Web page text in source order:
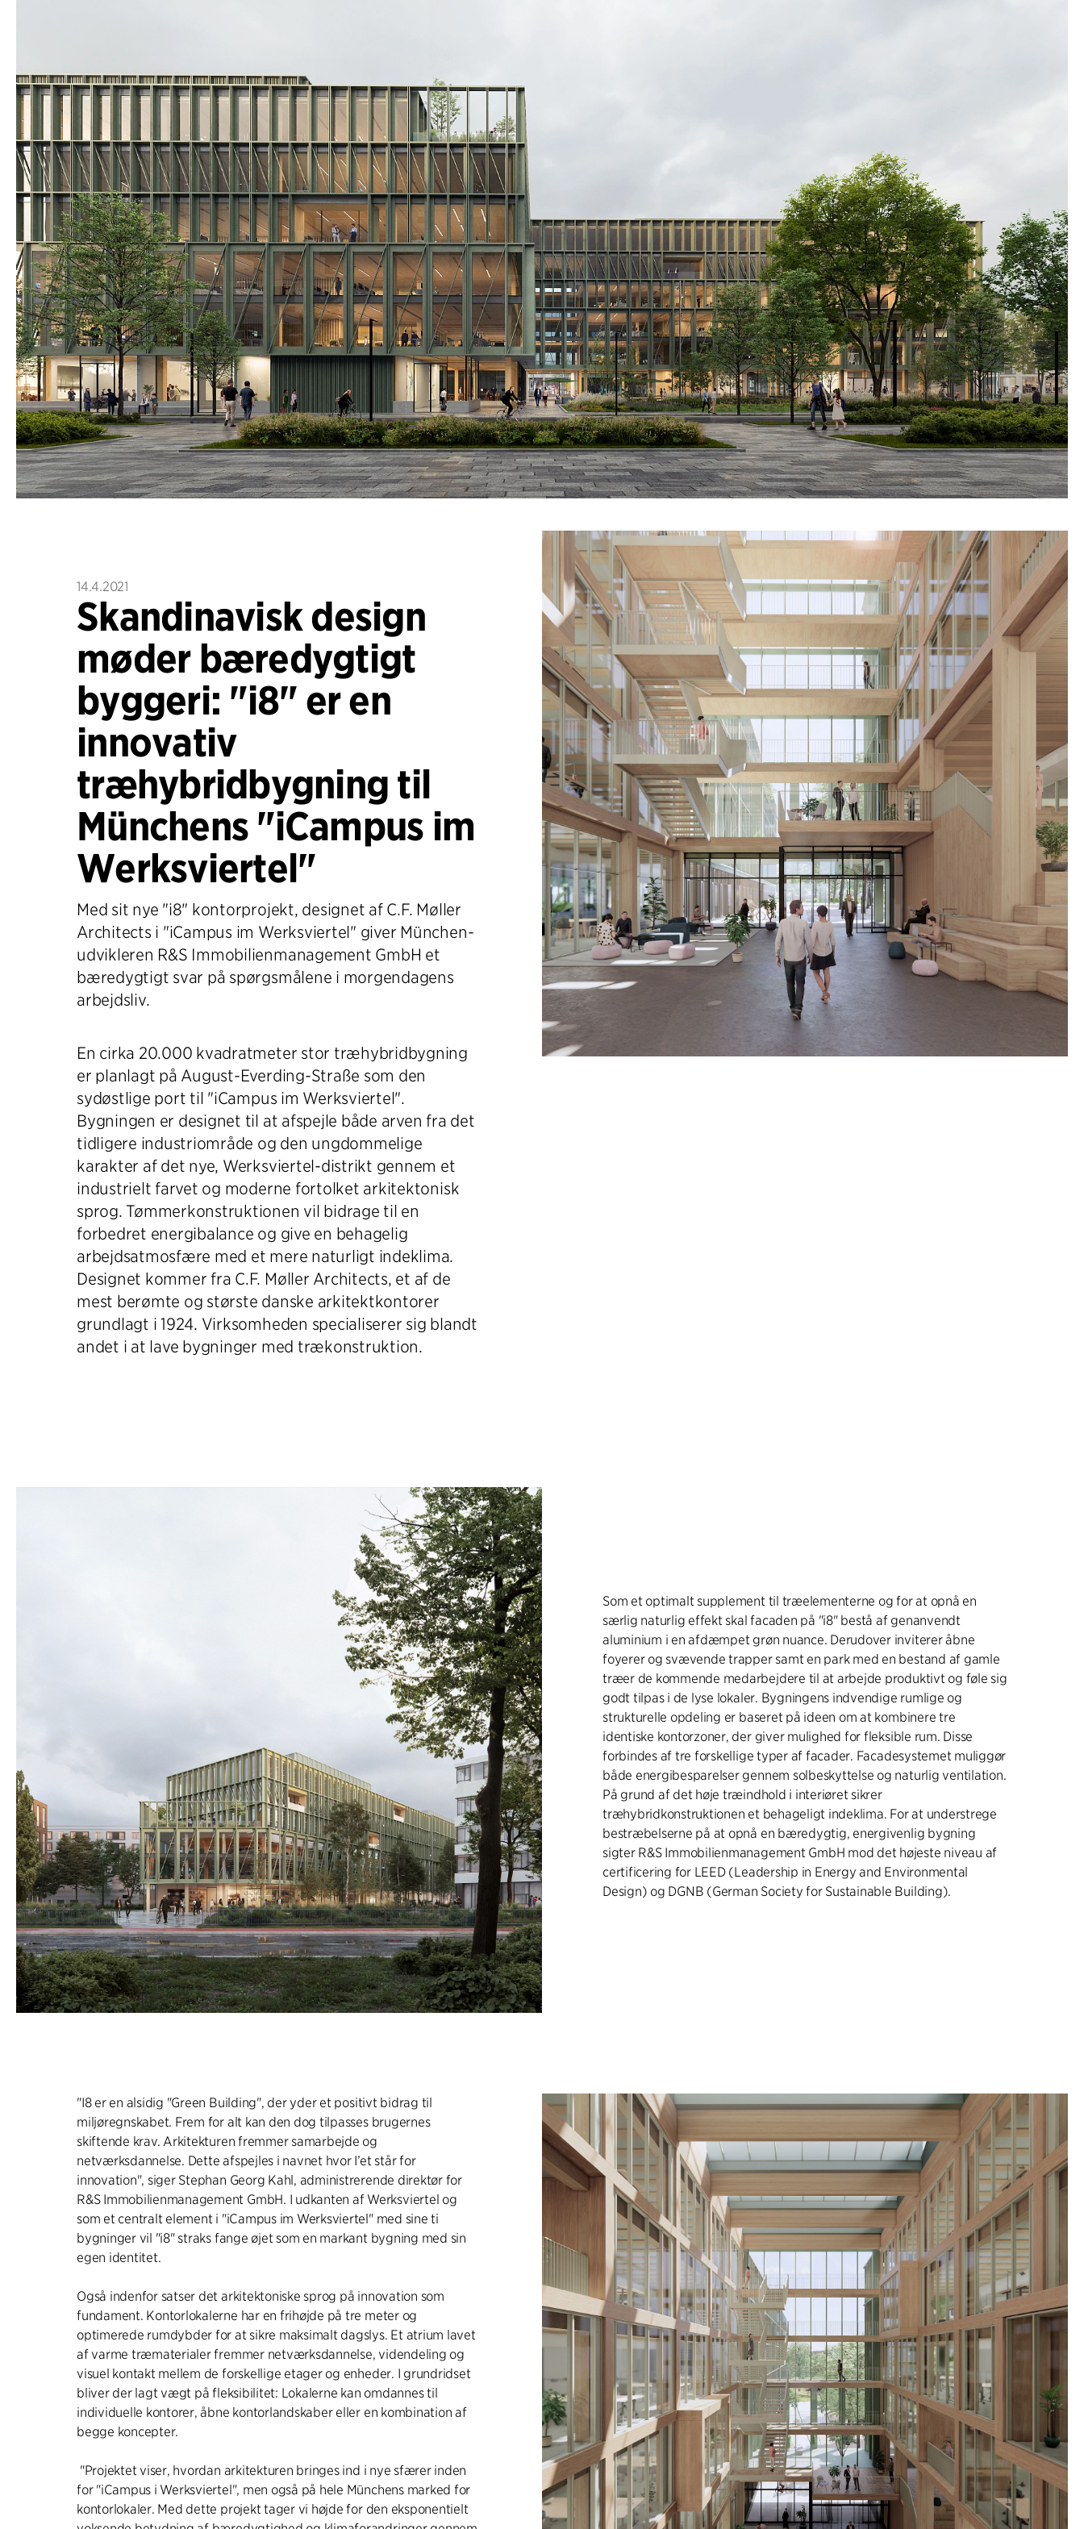
14.4.2021
Skandinavisk design
møder bæredygtigt
byggeri: "i8" er en
innovativ
træhybridbygning til
Münchens "iCampus im
Werksviertel"
Med sit nye "i8" kontorprojekt, designet af C.F. Møller
Architects i "iCampus im Werksviertel" giver München-
udvikleren R&S Immobilienmanagement GmbH et
bæredygtigt svar på spørgsmålene i morgendagens
arbejdsliv.
En cirka 20.000 kvadratmeter stor træhybridbygning
er planlagt på August-Everding-Straße som den
sydøstlige port til "iCampus im Werksviertel".
Bygningen er designet til at afspejle både arven fra det
tidligere industriområde og den ungdommelige
karakter af det nye, Werksviertel-distrikt gennem et
industrielt farvet og moderne fortolket arkitektonisk
sprog. Tømmerkonstruktionen vil bidrage til en
forbedret energibalance og give en behagelig
arbejdsatmosfære med et mere naturligt indeklima.
Designet kommer fra C.F. Møller Architects, et af de
mest berømte og største danske arkitektkontorer
grundlagt i 1924. Virksomheden specialiserer sig blandt
andet i at lave bygninger med trækonstruktion.
Som et optimalt supplement til træelementerne og for at opnå en
særlig naturlig effekt skal facaden på "i8" bestå af genanvendt
aluminium i en afdæmpet grøn nuance. Derudover inviterer åbne
foyerer og svævende trapper samt en park med en bestand af gamle
træer de kommende medarbejdere til at arbejde produktivt og føle sig
godt tilpas i de lyse lokaler. Bygningens indvendige rumlige og
strukturelle opdeling er baseret på ideen om at kombinere tre
identiske kontorzoner, der giver mulighed for fleksible rum. Disse
forbindes af tre forskellige typer af facader. Facadesystemet muliggør
både energibesparelser gennem solbeskyttelse og naturlig ventilation.
På grund af det høje træindhold i interiøret sikrer
træhybridkonstruktionen et behageligt indeklima. For at understrege
bestræbelserne på at opnå en bæredygtig, energivenlig bygning
sigter R&S Immobilienmanagement GmbH mod det højeste niveau af
certificering for LEED (Leadership in Energy and Environmental
Design) og DGNB (German Society for Sustainable Building).
"I8 er en alsidig "Green Building", der yder et positivt bidrag til
miljøregnskabet. Frem for alt kan den dog tilpasses brugernes
skiftende krav. Arkitekturen fremmer samarbejde og
netværksdannelse. Dette afspejles i navnet hvor I’et står for
innovation", siger Stephan Georg Kahl, administrerende direktør for
R&S Immobilienmanagement GmbH. I udkanten af Werksviertel og
som et centralt element i "iCampus im Werksviertel" med sine ti
bygninger vil "i8" straks fange øjet som en markant bygning med sin
egen identitet.
Også indenfor satser det arkitektoniske sprog på innovation som
fundament. Kontorlokalerne har en frihøjde på tre meter og
optimerede rumdybder for at sikre maksimalt dagslys. Et atrium lavet
af varme træmaterialer fremmer netværksdannelse, videndeling og
visuel kontakt mellem de forskellige etager og enheder. I grundridset
bliver der lagt vægt på fleksibilitet: Lokalerne kan omdannes til
individuelle kontorer, åbne kontorlandskaber eller en kombination af
begge koncepter.
"Projektet viser, hvordan arkitekturen bringes ind i nye sfærer inden
for "iCampus i Werksviertel", men også på hele Münchens marked for
kontorlokaler. Med dette projekt tager vi højde for den eksponentielt